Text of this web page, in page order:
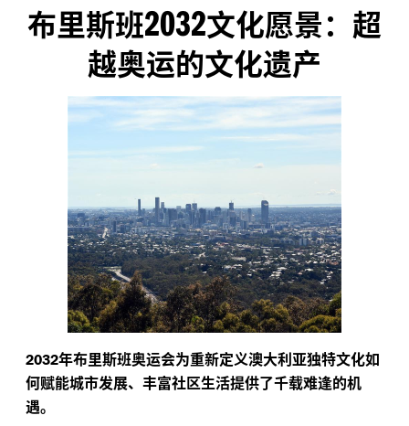
布里斯班2032文化愿景：超
越奥运的文化遗产
2032年布里斯班奥运会为重新定义澳大利亚独特文化如
何赋能城市发展、丰富社区生活提供了千载难逢的机
遇。